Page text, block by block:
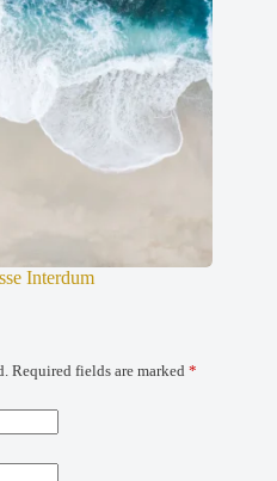
Interdum
Required fields are marked *